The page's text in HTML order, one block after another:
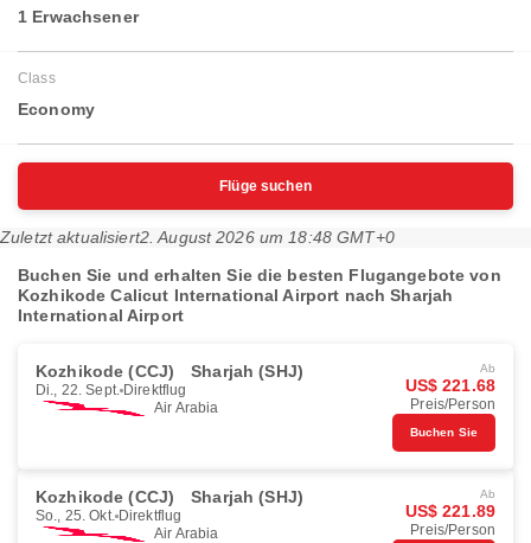
1 Erwachsener
Class
Economy
Flüge suchen
Zuletzt aktualisiert2. August 2026 um 18:48 GMT+0
Buchen Sie und erhalten Sie die besten Flugangebote von
Kozhikode Calicut International Airport nach Sharjah
International Airport
Kozhikode (CCJ) Sharjah (SHJ)
Di., 22. Sept. Direktflug
Air Arabia
Ab
US$ 221.68
Preis/Person
Buchen Sie
Kozhikode (CCJ) Sharjah (SHJ)
So., 25. Okt. Direktflug
Air Arabia
Ab
US$ 221.89
Preis/Person